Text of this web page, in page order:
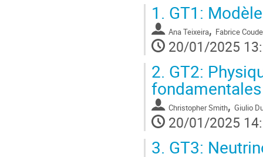
1. GT1:
Ana Teixeira, Fabrice
20/01/2025
2. GT2:
fondamentales
Christopher Smith, Giulio
20/01/2025
3. GT3: